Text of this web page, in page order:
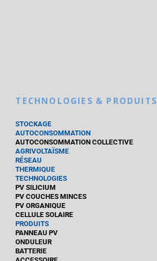
TECHNOLOGIES & PRODUITS
STOCKAGE
AUTOCONSOMMATION
AUTOCONSOMMATION COLLECTIVE
AGRIVOLTAÏSME
RÉSEAU
THERMIQUE
TECHNOLOGIES
PV SILICIUM
PV COUCHES MINCES
PV ORGANIQUE
CELLULE SOLAIRE
PRODUITS
PANNEAU PV
ONDULEUR
BATTERIE